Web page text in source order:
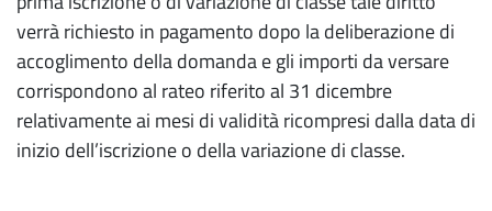
verrà richiesto in pagamento dopo la deliberazione di
accoglimento della domanda e gli importi da versare
corrispondono al rateo riferito al 31 dicembre
relativamente ai mesi di validità ricompresi dalla data di
inizio dell’iscrizione o della variazione di classe.